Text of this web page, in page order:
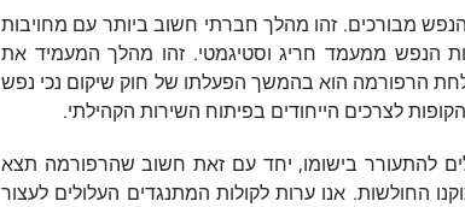
מבורכים. זהו מהלך חברתי חשוב ביותר עם מחויבות
הנפש ממעמד חריג וסטיגמטי. זהו מהלך המעמיד את
הרפורמה הוא בהמשך הפעלתו של חוק שיקום נכי נפש
לצרכים הייחודים בפיתוח השירות הקהילתי.
להתעורר בישומו, יחד עם זאת חשוב שהרפורמה תצא
החולשות. אנו ערות לקולות המתנגדים העלולים לעצור